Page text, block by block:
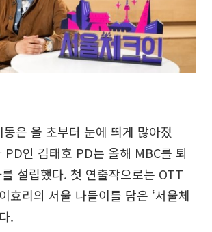
은 올 초부터 눈에 띄게 많아졌
PD인 김태호 PD는 올해 MBC를 퇴
설립했다. 첫 연출작으로는 OTT
효리의 서울 나들이를 담은 ‘서울체
.